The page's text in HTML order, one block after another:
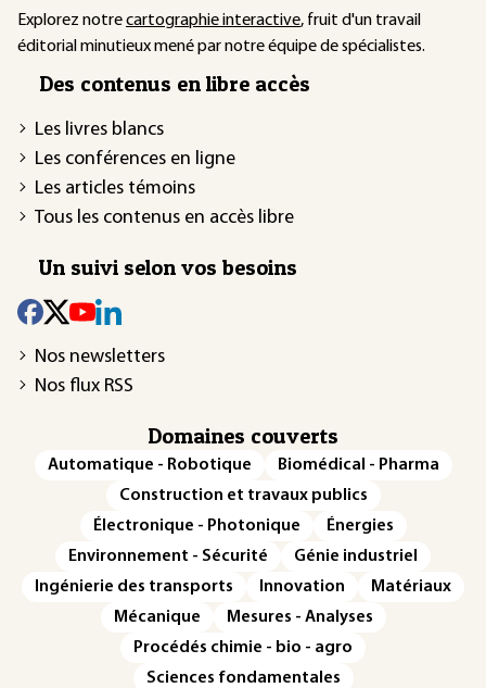
Explorez notrecartographie interactive, fruit d'un travail
éditorial minutieux mené par notre équipe de spécialistes.
Des contenus en libre accès
Les livres blancs
Les conférences en ligne
Les articles témoins
Tous les contenus en accès libre
Un suivi selon vos besoins
Nos newsletters
Nos flux RSS
Domaines couverts
Automatique - Robotique
Biomédical - Pharma
Construction et travaux publics
Électronique - Photonique
Énergies
Environnement - Sécurité
Génie industriel
Ingénierie des transports
Innovation
Matériaux
Mécanique
Mesures - Analyses
Procédés chimie - bio - agro
Sciences fondamentales